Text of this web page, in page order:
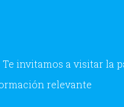
invitamos a visitar la
relevante